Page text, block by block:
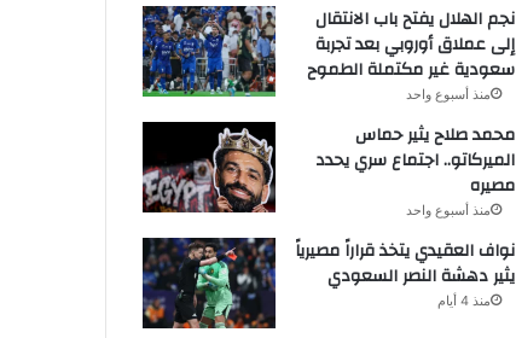
نجم الهلال يفتح باب الانتقال
إلى عملاق أوروبي بعد تجربة
سعودية غير مكتملة الطموح
منذ أسبوع واحد
محمد صلاح يثير حماس
الميركاتو.. اجتماع سري يحدد
مصيره
منذ أسبوع واحد
نواف العقيدي يتخذ قراراً مصيرياً
يثير دهشة النصر السعودي
منذ 4 أيام